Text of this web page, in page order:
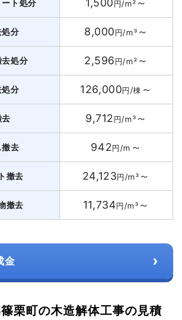
ト処分 1,500円/m² ～
処分 8,000円/m³～
去処分 2,596円/m² ～
処分 126,000円/棟 ～
去 9,712円/m³～
撤去 942円/m ～
撤去 24,123円/m³～
撤去 11,734円/m³～
金 ›
栗町の木造解体工事の見積